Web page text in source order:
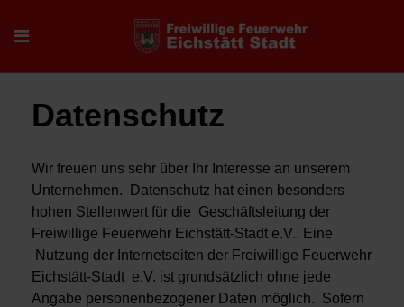
Datenschutz
Wir freuen uns sehr über Ihr Interesse an unserem
Unternehmen. Datenschutz hat einen besonders
hohen Stellenwert für die Geschäftsleitung der
Freiwillige Feuerwehr Eichstätt-Stadt e.V.. Eine
Nutzung der Internetseiten der Freiwillige Feuerwehr
Eichstätt-Stadt e.V. ist grundsätzlich ohne jede
Angabe personenbezogener Daten möglich. Sofern